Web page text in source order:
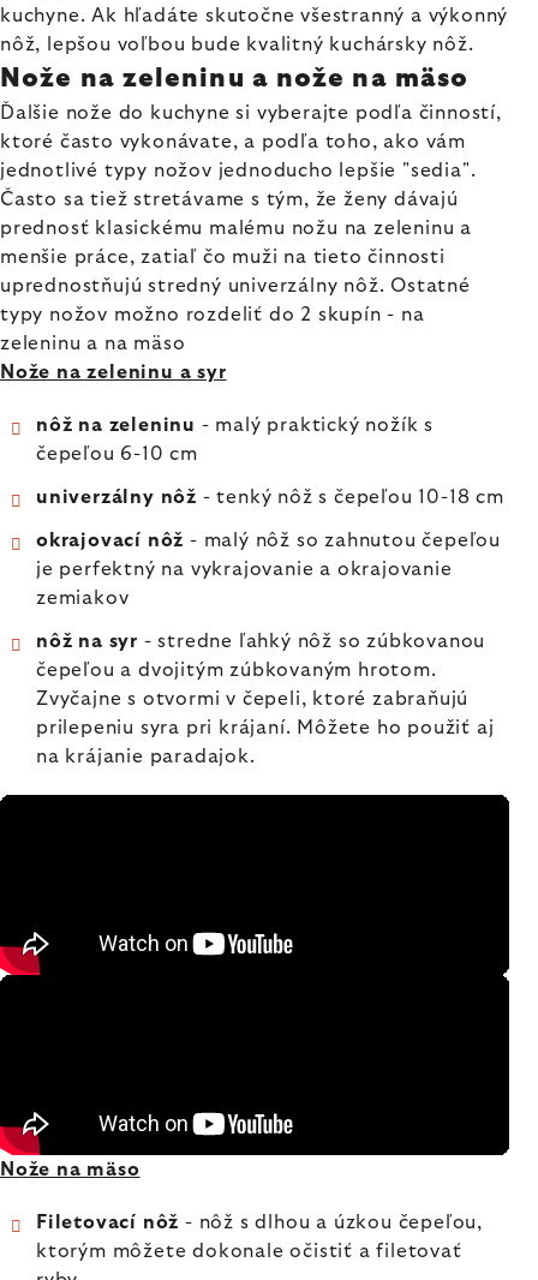
kuchyne. Ak hľadáte skutočne všestranný a výkonný
nôž, lepšou voľbou bude kvalitný kuchársky nôž.
Nože na zeleninu a nože na mäso
Ďalšie nože do kuchyne si vyberajte podľa činností,
ktoré často vykonávate, a podľa toho, ako vám
jednotlivé typy nožov jednoducho lepšie "sedia".
Často sa tiež stretávame s tým, že ženy dávajú
prednosť klasickému malému nožu na zeleninu a
menšie práce, zatiaľ čo muži na tieto činnosti
uprednostňujú stredný univerzálny nôž. Ostatné
typy nožov možno rozdeliť do 2 skupín - na
zeleninu a na mäso
Nože na zeleninu a syr
nôž na zeleninu - malý praktický nožík s
čepeľou 6-10 cm
univerzálny nôž - tenký nôž s čepeľou 10-18 cm
okrajovací nôž - malý nôž so zahnutou čepeľou
je perfektný na vykrajovanie a okrajovanie
zemiakov
nôž na syr - stredne ľahký nôž so zúbkovanou
čepeľou a dvojitým zúbkovaným hrotom.
Zvyčajne s otvormi v čepeli, ktoré zabraňujú
prilepeniu syra pri krájaní. Môžete ho použiť aj
na krájanie paradajok.
Nože na mäso
Filetovací nôž - nôž s dlhou a úzkou čepeľou,
ktorým môžete dokonale očistiť a filetovať